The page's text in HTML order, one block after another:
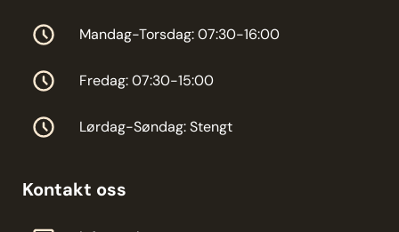
Mandag-Torsdag: 07:30-16:00
Fredag: 07:30-15:00
Lørdag-Søndag: Stengt
Kontakt oss